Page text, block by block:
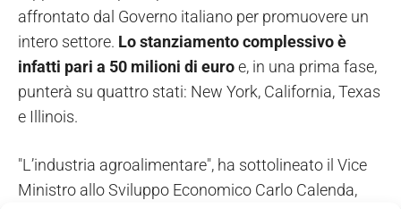
affrontato dal Governo italiano per promuovere un
intero settore. Lo stanziamento complessivo è
infatti pari a 50 milioni di euroe, in una prima fase,
punterà su quattro stati: New York, California, Texas
e Illinois.
"L’industria agroalimentare", ha sottolineato il Vice
Ministro allo Sviluppo Economico Carlo Calenda,